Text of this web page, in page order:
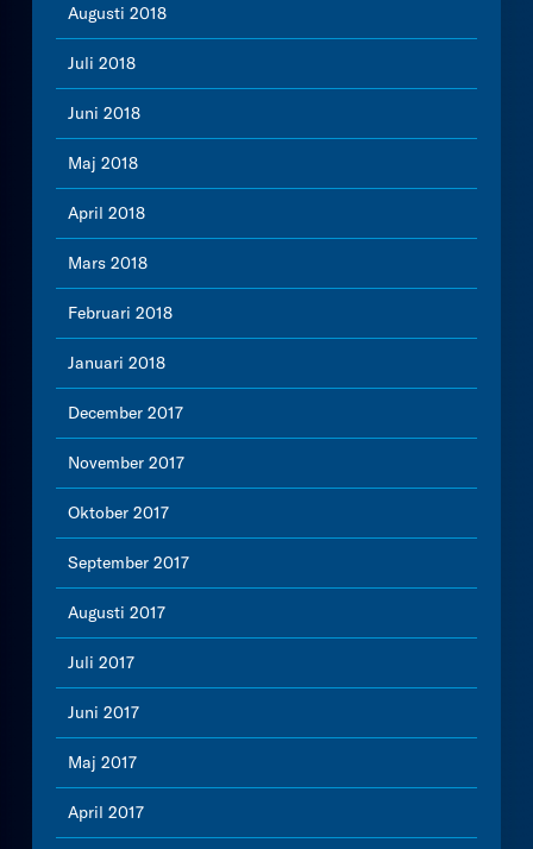
Augusti 2018
Juli 2018
Juni 2018
Maj 2018
April 2018
Mars 2018
Februari 2018
Januari 2018
December 2017
November 2017
Oktober 2017
September 2017
Augusti 2017
Juli 2017
Juni 2017
Maj 2017
April 2017